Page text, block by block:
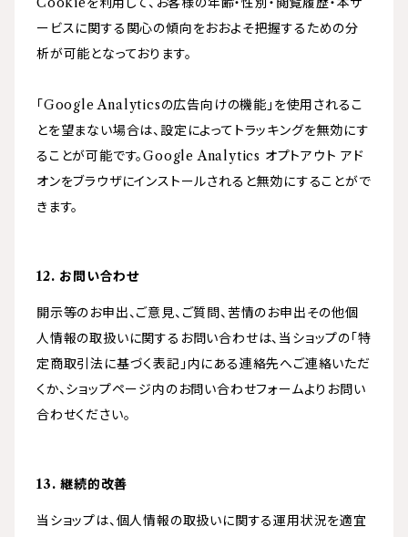
ービスに関する関心の傾向をおおよそ把握するための分
析が可能となっております。
「Google Analyticsの広告向けの機能」を使用されるこ
とを望まない場合は、設定によってトラッキングを無効にす
ることが可能です。Google Analytics オプトアウト アド
オンをブラウザにインストールされると無効にすることがで
きます。
12. お問い合わせ
開示等のお申出、ご意見、ご質問、苦情のお申出その他個
人情報の取扱いに関するお問い合わせは、当ショップの「特
定商取引法に基づく表記」内にある連絡先へご連絡いただ
くか、ショップページ内のお問い合わせフォームよりお問い
合わせください。
13. 継続的改善
当ショップは、個人情報の取扱いに関する運用状況を適宜